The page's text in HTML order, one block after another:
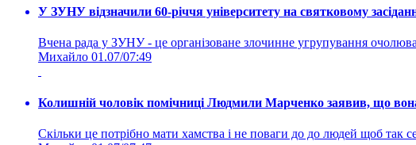
У ЗУНУ відзначили 60-річчя університету на святковому
Вчена рада у ЗУНУ - це організоване злочинне угрупування
Михайло 01.07/07:49
Колишній чоловік помічниці Людмили Марченко заявив, що
Скільки це потрібно мати хамства і не поваги до до людей щоб так